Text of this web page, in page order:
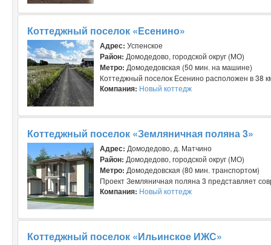
Коттеджный поселок «Есенино»
Адрес: Успенское
Район: Домодедово, городской округ (МО)
Метро: Домодедовская (50 мин. на машине)
Коттеджный поселок Есенино расположен в 38
Компания: Новый коттедж
Коттеджный поселок «Земляничная поляна 3»
Адрес: Домодедово, д. Матчино
Район: Домодедово, городской округ (МО)
Метро: Домодедовская (80 мин. транспортом)
Проект Земляничная поляна 3 представляет
Компания: Новый коттедж
Коттеджный поселок «Ильинское ИЖС»